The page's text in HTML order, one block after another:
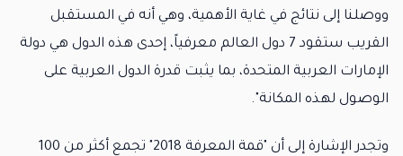
ووصلنا إلى نتائج في غاية الأهمية، وهي أنه في المستقبل
القريب ستقود 7 دول العالم معرفياً، إحدى هذه الدول هي دولة
الإمارات العربية المتحدة، بما يثبت قدرة الدول العربية على
الوصول لهذه المكانة".
وتجدر الإشارة إلى أن "قمة المعرفة 2018" تجمع أكثر من 100